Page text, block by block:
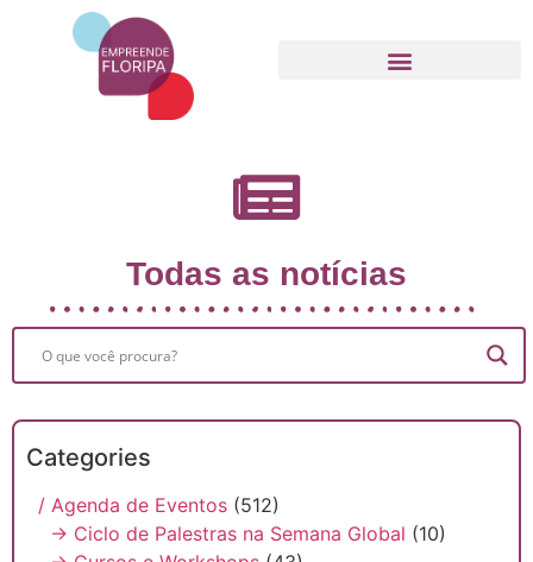
Todas as notícias
Categories
/ Agenda de Eventos (512)
→ Ciclo de Palestras na Semana Global (10)